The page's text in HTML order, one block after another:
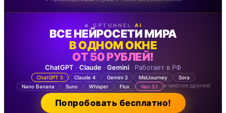
🔥 GPTUNNEL AI
ВСЕ НЕЙРОСЕТИ МИРА
В ОДНОМ ОКНЕ
ОТ 50 РУБЛЕЙ!
ChatGPT · Claude · Gemini · Работает в РФ
ChatGPT 5 Claude 4 Gemini 3 MidJourney
Sora
Nano Banana
Suno Whisper Flux Veo 3.1 и многие другие!
Попробовать бесплатно!